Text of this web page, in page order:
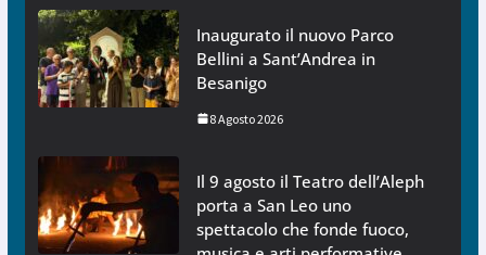
Inaugurato il nuovo Parco
Bellini a Sant’Andrea in
Besanigo
8 Agosto 2026
Il 9 agosto il Teatro dell’Aleph
porta a San Leo uno
spettacolo che fonde fuoco,